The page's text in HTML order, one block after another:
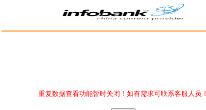
重复数据查看功能暂时关闭！如有需求可联系客服人员！